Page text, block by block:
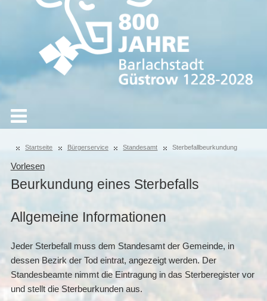
Startseite Bürgerservice Standesamt Sterbefallbeurkundung
Vorlesen
Beurkundung eines Sterbefalls
Allgemeine Informationen
Jeder Sterbefall muss dem Standesamt der Gemeinde, in
dessen Bezirk der Tod eintrat, angezeigt werden. Der
Standesbeamte nimmt die Eintragung in das Sterberegister vor
und stellt die Sterbeurkunden aus.